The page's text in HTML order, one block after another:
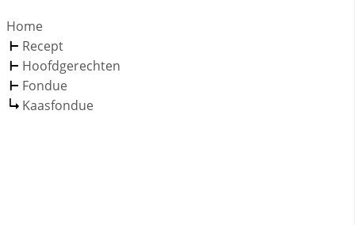
Home
Recept
Hoofdgerechten
Fondue
Kaasfondue